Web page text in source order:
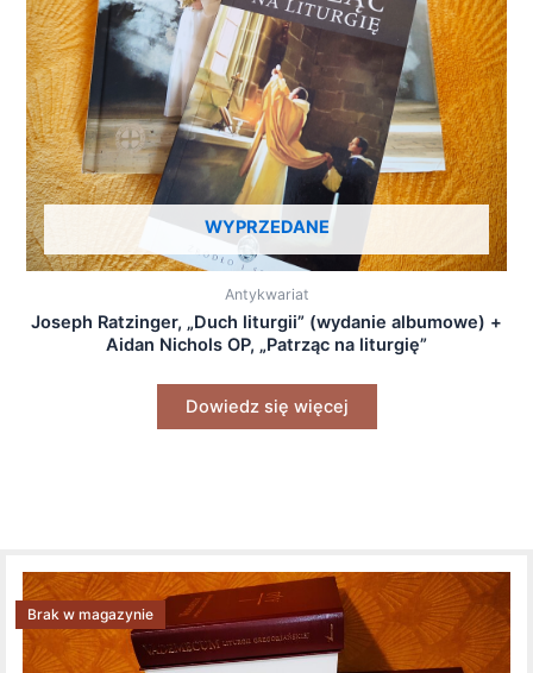
WYPRZEDANE
Antykwariat
Joseph Ratzinger, „Duch liturgii” (wydanie albumowe) +
Aidan Nichols OP, „Patrząc na liturgię”
Dowiedz się więcej
Brak w magazynie